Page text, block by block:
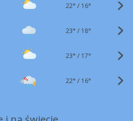
22° / 16°
23° / 18°
23° / 17°
22° / 16°